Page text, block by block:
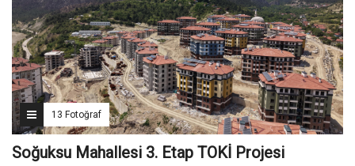
13 Fotoğraf
Soğuksu Mahallesi 3. Etap TOKİ Projesi